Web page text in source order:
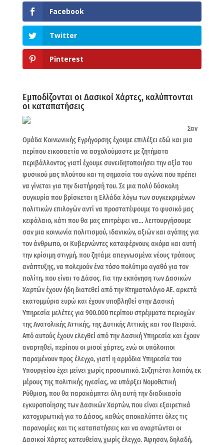
Facebook
Twitter
Pinterest
Εμποδίζονται οι Δασικοί Χάρτες, καλύπτονται
οι καταπατήσεις
Σαν
Ομάδα Κοινωνικής Εγρήγορσης έχουμε επιλέξει εδώ και μια
περίπου εικοσαετία να ασχολούμαστε με ζητήματα
περιβάλλοντος γιατί έχουμε συνειδητοποιήσει την αξία του
φυσικού μας πλούτου και τη σημασία του αγώνα που πρέπει
να γίνεται για την διατήρησή του. Σε μια πολύ δύσκολη
συγκυρία που βρίσκεται η Ελλάδα λόγω των συγκεκριμένων
πολιτικών επιλογών αντί να προστατέψουμε το φυσικό μας
κεφάλαιο, κάτι που θα μας επιτρέψει να… λειτουργήσουμε
σαν μια κοινωνία πολιτισμού, ιδανικών, αξιών και αγάπης για
τον άνθρωπο, οι Κυβερνώντες καταφέρνουν, ακόμα και αυτή
την κρίσιμη στιγμή, που ζητάμε απεγνωσμένα νέους τρόπους
ανάπτυξης, να πολεμούν ένα τόσο πολύτιμο αγαθό για τον
πολίτη, που είναι το Δάσος. Για την εκπόνηση των Δασικών
Χαρτών έχουν ήδη διατεθεί από την Κτηματολόγιο ΑΕ. αρκετά
εκατομμύρια ευρώ και έχουν υποβληθεί στην Δασική
Υπηρεσία μελέτες για 900.000 περίπου στρέμματα περιοχών
της Ανατολικής Αττικής, της Δυτικής Αττικής και του Πειραιά.
Από αυτούς έχουν ελεγθεί από την Δασική Υπηρεσία και έχουν
αναρτηθεί, περίπου οι μισοί χάρτες, ενώ οι υπόλοιποι
παραμένουν προς έλεγχο, γιατί η αρμόδια Υπηρεσία του
Υπουργείου έχει μείνει χωρίς προσωπικό. Συζητιέται λοιπόν, εκ
μέρους της πολιτικής ηγεσίας, να υπάρξει Νομοθετική
Ρύθμιση, που θα παρακάμπτει όλη αυτή την διαδικασία
εγκυροποίησης των Δασικών Χαρτών, που είναι εξαιρετικά
κατοχυρωτική για το Δάσος, καθώς αποκαλύπτει όλες τις
παρανομίες και τις καταπατήσεις και να αναρτώνται οι
Δασικοί Χάρτες κατευθείαν, χωρίς έλεγχο. Άφησαν, δηλαδή,